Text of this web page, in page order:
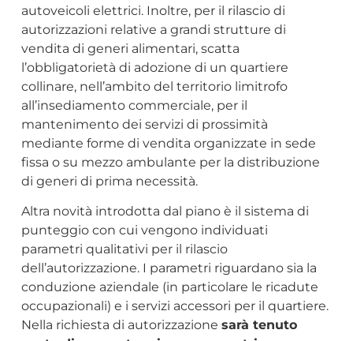
autoveicoli elettrici. Inoltre, per il rilascio di
autorizzazioni relative a grandi strutture di
vendita di generi alimentari, scatta
l’obbligatorietà di adozione di un quartiere
collinare, nell’ambito del territorio limitrofo
all’insediamento commerciale, per il
mantenimento dei servizi di prossimità
mediante forme di vendita organizzate in sede
fissa o su mezzo ambulante per la distribuzione
di generi di prima necessità.
Altra novità introdotta dal piano è il sistema di
punteggio con cui vengono individuati
parametri qualitativi per il rilascio
dell’autorizzazione. I parametri riguardano sia la
conduzione aziendale (in particolare le ricadute
occupazionali) e i servizi accessori per il quartiere.
Nella richiesta di autorizzazione sarà tenuto